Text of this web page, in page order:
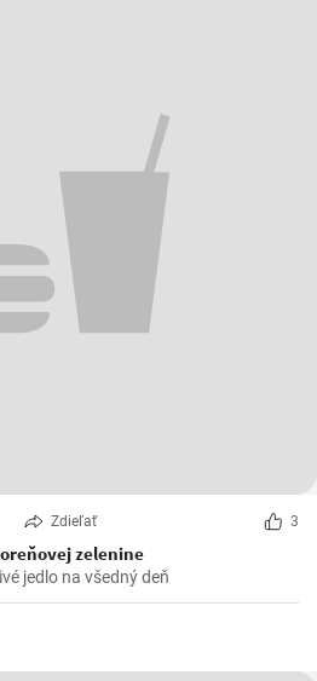
Zdieľať 3
zelenine
jedlo na všedný deň